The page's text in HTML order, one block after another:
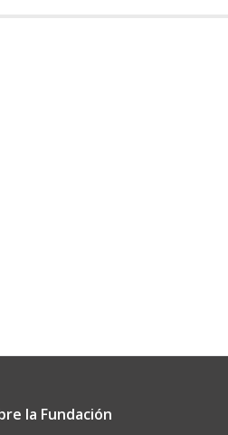
la Fundación